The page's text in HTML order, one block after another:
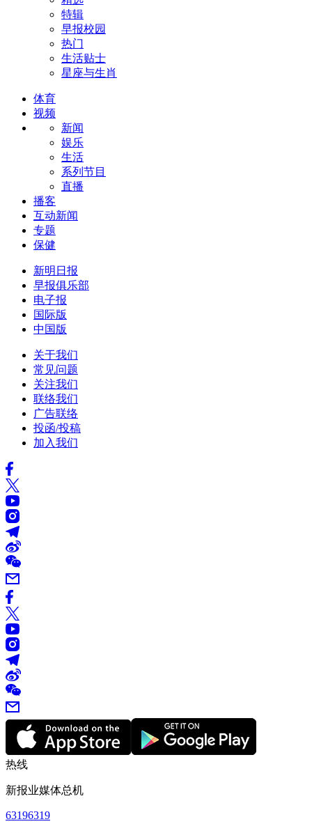
特辑
早报校园
热门
生活贴士
星座与生肖
体育
视频
新闻
娱乐
生活
系列节目
直播
播客
互动新闻
专题
保健
新明日报
早报俱乐部
电子报
国际版
中国版
关于我们
常见问题
关注我们
联络我们
广告联络
投函/投稿
加入我们
热线
新报业媒体总机
63196319